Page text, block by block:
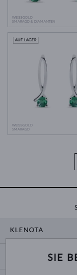
WEISSGOLD
SMARAGD & DIAMANTEN
WEISSGOLD
SMARAGD
AUF LAGER
KLENOTA
SIE